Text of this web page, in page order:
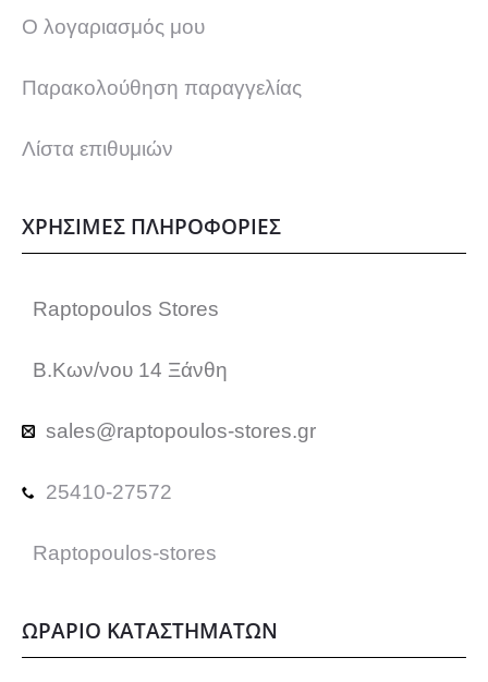
Ο λογαριασμός μου
Παρακολούθηση παραγγελίας
Λίστα επιθυμιών
ΧΡΗΣΙΜΕΣ ΠΛΗΡΟΦΟΡΙΕΣ
Raptopoulos Stores
Β.Κων/νου 14 Ξάνθη
sales@raptopoulos-stores.gr
25410-27572
Raptopoulos-stores
ΩΡΑΡΙΟ ΚΑΤΑΣΤΗΜΑΤΩΝ